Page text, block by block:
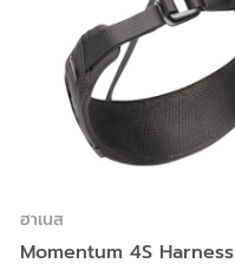
ฮาเนส
Momentum 4S Harness